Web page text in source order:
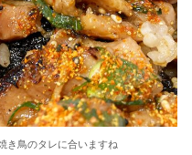
き鳥のタレに合いますね